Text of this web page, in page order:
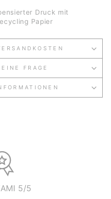
Druck mit
Papier
FRAGE
5/5